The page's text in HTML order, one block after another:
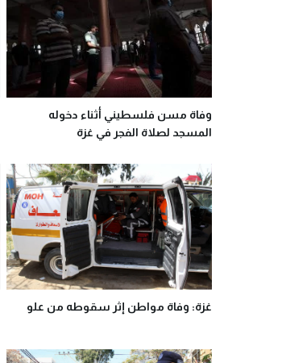
وفاة مسن فلسطيني أثناء دخوله
المسجد لصلاة الفجر في غزة
غزة: وفاة مواطن إثر سقوطه من علو